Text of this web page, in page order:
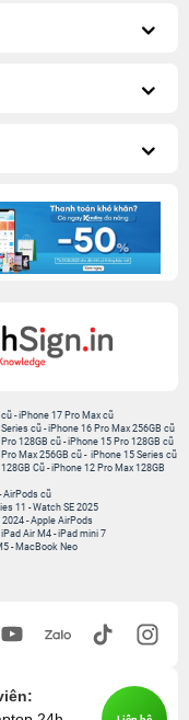
cũ -iPhone 17 Pro Max cũ
cũ - iPhone 16 Pro Max 256GB cũ
128GB cũ -iPhone 15 Pro 128GB cũ
Max 256GB cũ - iPhone 15 Series cũ
Cũ -iPhone 12 Pro Max 128GB
-AirPods cũ
11 -Watch SE 2025
2024-Apple AirPods
iPad Air M4 -iPad mini 7
- MacBook Neo